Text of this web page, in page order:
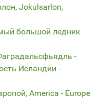
Jokulsarlon,
большой ледник
-
Исландии -
America - Europe